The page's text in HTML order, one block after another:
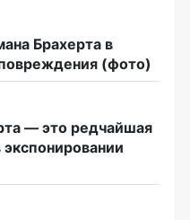
Брахерта в
(фото)
— это редчайшая